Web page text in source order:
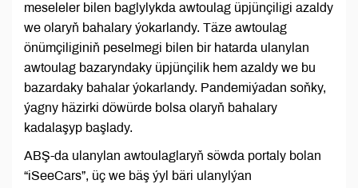
meseleler bilen baglylykda awtoulag üpjünçiligi azaldy
we olaryň bahalary ýokarlandy. Täze awtoulag
önümçiliginiň peselmegi bilen bir hatarda ulanylan
awtoulag bazaryndaky üpjünçilik hem azaldy we bu
bazardaky bahalar ýokarlandy. Pandemiýadan soňky,
ýagny häzirki döwürde bolsa olaryň bahalary
kadalaşyp başlady.
ABŞ-da ulanylan awtoulaglaryň söwda portaly bolan
“iSeeCars”, üç we bäş ýyl bäri ulanylýan